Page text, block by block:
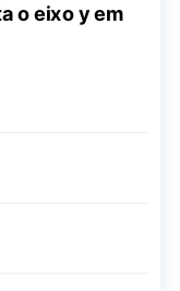
o eixo y em